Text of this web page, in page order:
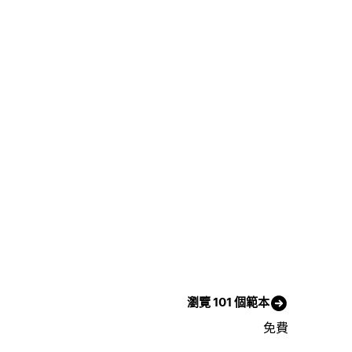
瀏覽 101 個範本
免費